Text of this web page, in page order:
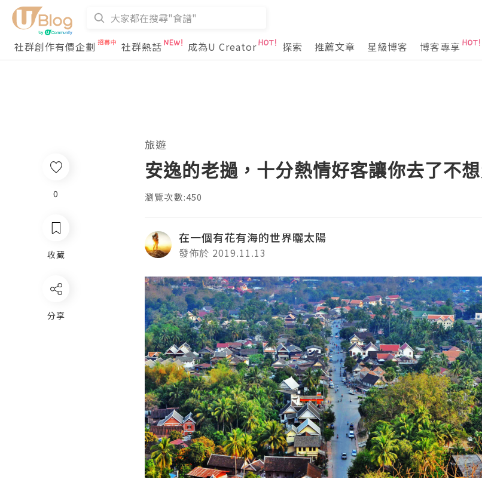
社群創作有價企劃
社群熱話 成為U Creator 探索 推薦文章 星級博客 博客專享
旅遊
安逸的老撾，十分熱情好客讓你去了不
瀏覽次數:450
在一個有花有海的世界曬太陽
發佈於 2019.11.13
0
收藏
分享